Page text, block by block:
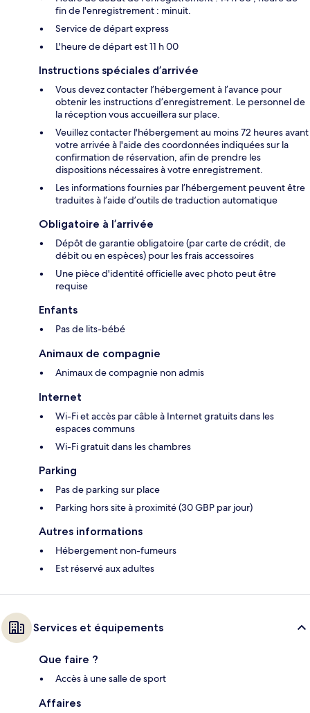
fin de l'enregistrement : minuit.
Service de départ express
L'heure de départ est 11 h 00
Instructions spéciales d’arrivée
Vous devez contacter l’hébergement à l’avance pour
obtenir les instructions d’enregistrement. Le personnel de
la réception vous accueillera sur place.
Veuillez contacter l'hébergement au moins 72 heures avant
votre arrivée à l'aide des coordonnées indiquées sur la
confirmation de réservation, afin de prendre les
dispositions nécessaires à votre enregistrement.
Les informations fournies par l’hébergement peuvent être
traduites à l’aide d’outils de traduction automatique
Obligatoire à l’arrivée
Dépôt de garantie obligatoire (par carte de crédit, de
débit ou en espèces) pour les frais accessoires
Une pièce d'identité officielle avec photo peut être
requise
Enfants
Pas de lits-bébé
Animaux de compagnie
Animaux de compagnie non admis
Internet
Wi-Fi et accès par câble à Internet gratuits dans les
espaces communs
Wi-Fi gratuit dans les chambres
Parking
Pas de parking sur place
Parking hors site à proximité (30 GBP par jour)
Autres informations
Hébergement non-fumeurs
Est réservé aux adultes
Services et équipements
Que faire ?
Accès à une salle de sport
Affaires